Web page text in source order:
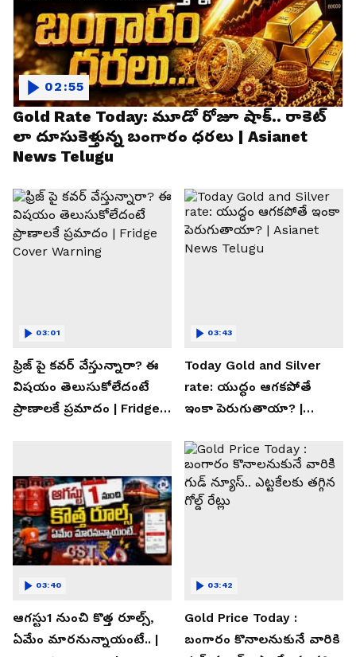
Gold Rate Today: మూడో రోజూ షాక్.. రాకెట్
లా దూసుకెళ్తున్న బంగారం ధరలు | Asianet
News Telugu
02:55
ఫ్రిజ్ పై కవర్ వేస్తున్నారా? ఈ
విషయం తెలుసుకోలేదంటే
ప్రాణాలకే ప్రమాదం | Fridge
03:01
Today Gold and Silver
rate: యుద్ధం ఆగకపోతే
ఇంకా పెరుగుతాయా? |
03:43
ఆగస్టు1 నుంచి కొత్త రూల్స్,
ఏమేం మారనున్నాయంటే.. |
03:40
Gold Price Today :
బంగారం కొనాలనుకునే వారికి
03:42